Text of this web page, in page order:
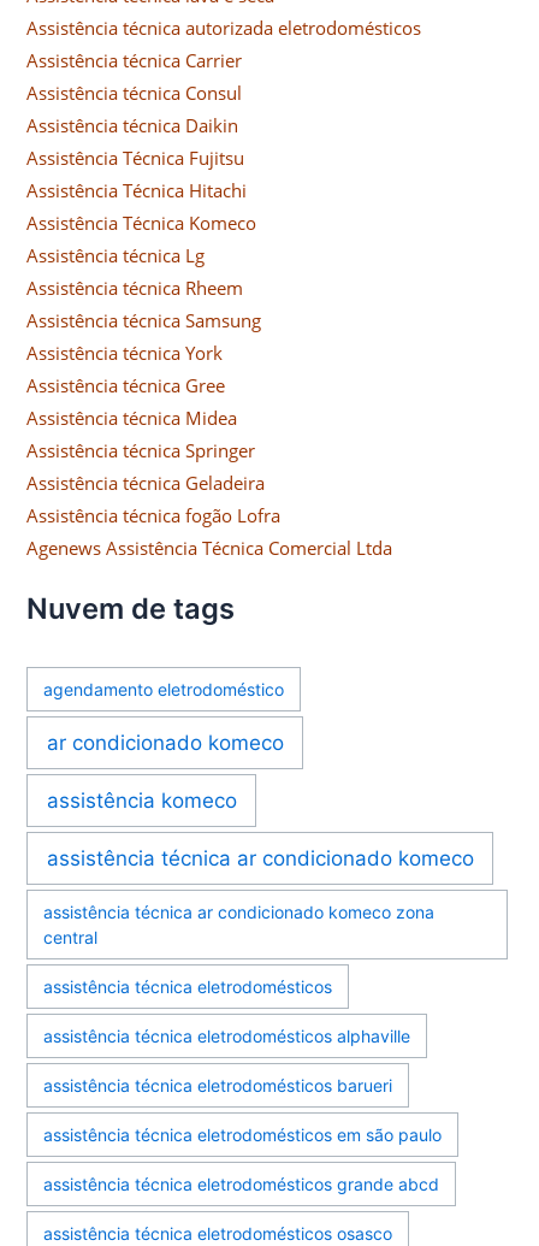
Assistência técnica autorizada eletrodomésticos
Assistência técnica Carrier
Assistência técnica Consul
Assistência técnica Daikin
Assistência Técnica Fujitsu
Assistência Técnica Hitachi
Assistência Técnica Komeco
Assistência técnica Lg
Assistência técnica Rheem
Assistência técnica Samsung
Assistência técnica York
Assistência técnica Gree
Assistência técnica Midea
Assistência técnica Springer
Assistência técnica Geladeira
Assistência técnica fogão Lofra
Agenews Assistência Técnica Comercial Ltda
Nuvem de tags
agendamento eletrodoméstico
ar condicionado komeco
assistência komeco
assistência técnica ar condicionado komeco
assistência técnica ar condicionado komeco zona
central
assistência técnica eletrodomésticos
assistência técnica eletrodomésticos alphaville
assistência técnica eletrodomésticos barueri
assistência técnica eletrodomésticos em são paulo
assistência técnica eletrodomésticos grande abcd
assistência técnica eletrodomésticos osasco